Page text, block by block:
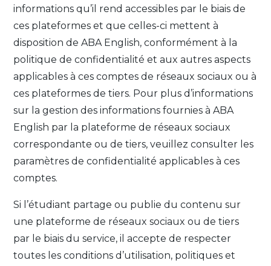
informations qu’il rend accessibles par le biais de
ces plateformes et que celles-ci mettent à
disposition de ABA English, conformément à la
politique de confidentialité et aux autres aspects
applicables à ces comptes de réseaux sociaux ou à
ces plateformes de tiers. Pour plus d’informations
sur la gestion des informations fournies à ABA
English par la plateforme de réseaux sociaux
correspondante ou de tiers, veuillez consulter les
paramètres de confidentialité applicables à ces
comptes.
Si l’étudiant partage ou publie du contenu sur
une plateforme de réseaux sociaux ou de tiers
par le biais du service, il accepte de respecter
toutes les conditions d’utilisation, politiques et